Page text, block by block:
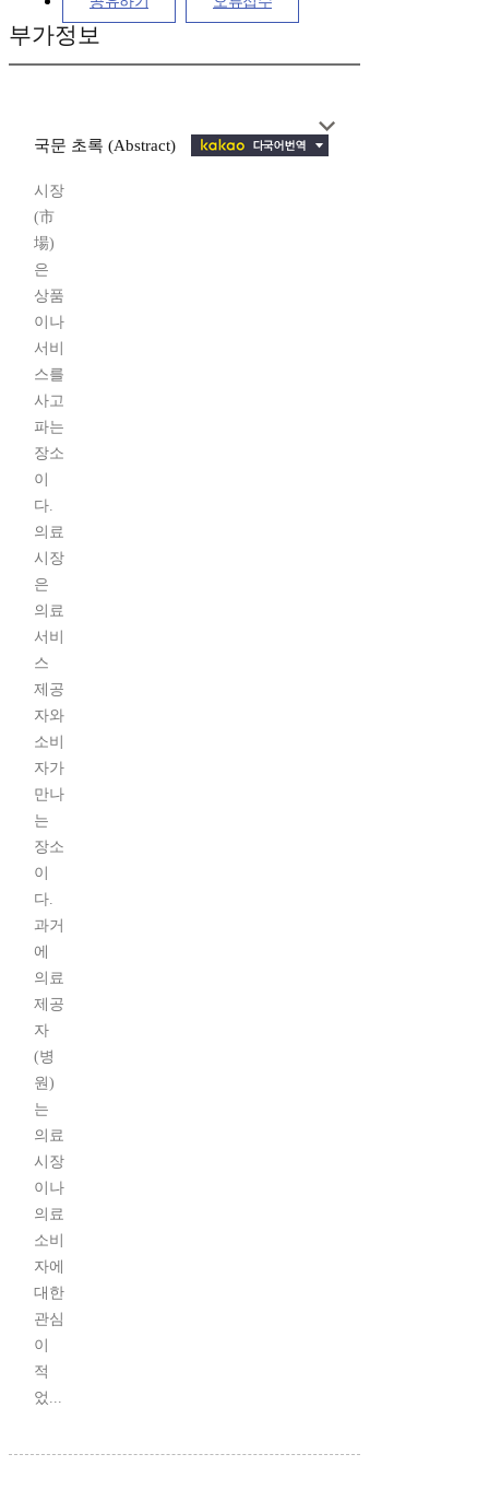
부가정보
국문 초록 (Abstract)
시장
(市
場)
은
상품
이나
서비
스를
사고
파는
장소
이
다.
의료
시장
은
의료
서비
스
제공
자와
소비
자가
만나
는
장소
이
다.
과거
에
의료
제공
자
(병
원)
는
의료
시장
이나
의료
소비
자에
대한
관심
이
적
었...